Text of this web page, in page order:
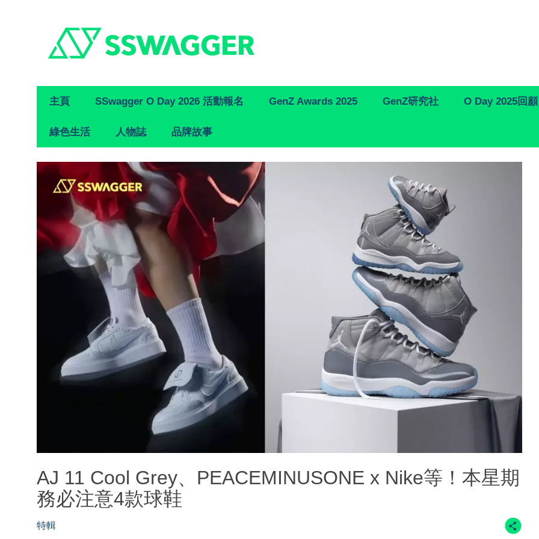
Primary
Navigation
主頁 SSwagger O Day 2026 活動報名 GenZ Awards 2025 GenZ研究社 O Day 2025回顧
綠色生活 人物誌 品牌故事
AJ 11 Cool Grey、PEACEMINUSONE x Nike等！本星期
務必注意4款球鞋
特輯